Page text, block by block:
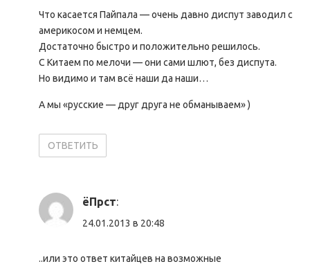
Что касается Пайпала — очень давно диспут заводил с
америкосом и немцем.
Достаточно быстро и положительно решилось.
С Китаем по мелочи — они сами шлют, без диспута.
Но видимо и там всё наши да наши…
А мы «русские — друг друга не обманываем» )
ОТВЕТИТЬ
ёПрст:
24.01.2013 в 20:48
..или это ответ китайцев на возможные